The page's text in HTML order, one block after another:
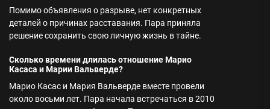
Помимо объявления о разрыве, нет конкретных
деталей о причинах расставания. Пара приняла
решение сохранить свою личную жизнь в тайне.
Сколько времени длилась отношение Марио
Касаса и Марии Вальверде?
Марио Касас и Мария Вальверде вместе провели
около восьми лет. Пара начала встречаться в 2010